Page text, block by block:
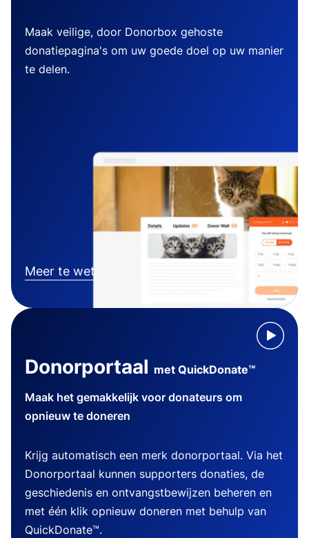
Maak veilige, door Donorbox gehoste
donatiepagina's om uw goede doel op uw manier
te delen.
Meer te weten komen
Donorportaal met QuickDonate™
Maak het gemakkelijk voor donateurs om
opnieuw te doneren
Krijg automatisch een merk donorportaal. Via het
Donorportaal kunnen supporters donaties, de
geschiedenis en ontvangstbewijzen beheren en
met één klik opnieuw doneren met behulp van
QuickDonate™.